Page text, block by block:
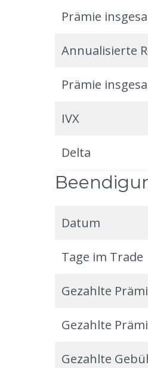
Prämie
Annualisierte
Prämie
IVX
Delta
Datum
Tage im Trade
Gezahlte
Gezahlte
Gezahlte